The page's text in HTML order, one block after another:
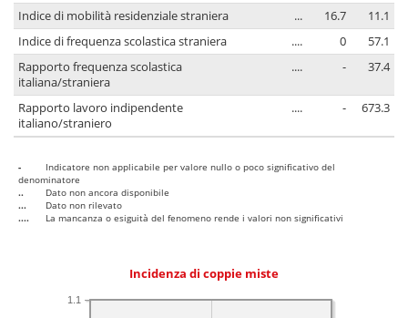
Indice di mobilità residenziale straniera
... 16.7
11.1
Indice di frequenza scolastica straniera
.... 0
57.1
Rapporto frequenza scolastica
italiana/straniera
.... - 37.4
Rapporto lavoro indipendente
italiano/straniero
.... - 673.3
-
Indicatore non applicabile per valore nullo o poco significativo del
denominatore
..
Dato non ancora disponibile
...
Dato non rilevato
....
La mancanza o esiguità del fenomeno rende i valori non significativi
Incidenza di coppie miste
1.1